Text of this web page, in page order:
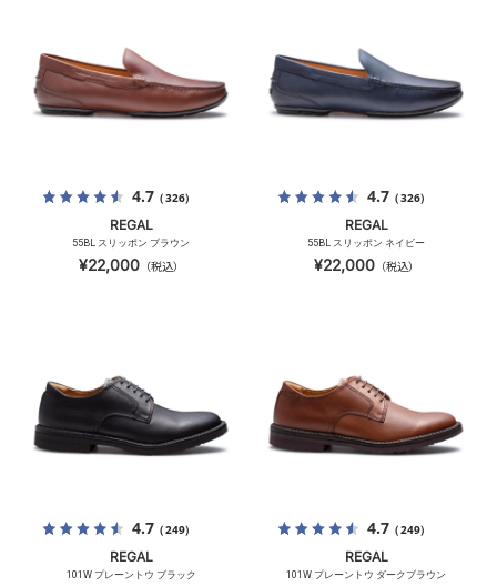
4.7（326）
REGAL
55BL スリッポン ブラウン
¥22,000（税込）
4.7（326）
REGAL
55BL スリッポン ネイビー
¥22,000（税込）
4.7（249）
REGAL
101W プレーントウ ブラック
4.7（249）
REGAL
101W プレーントウ ダークブラウン